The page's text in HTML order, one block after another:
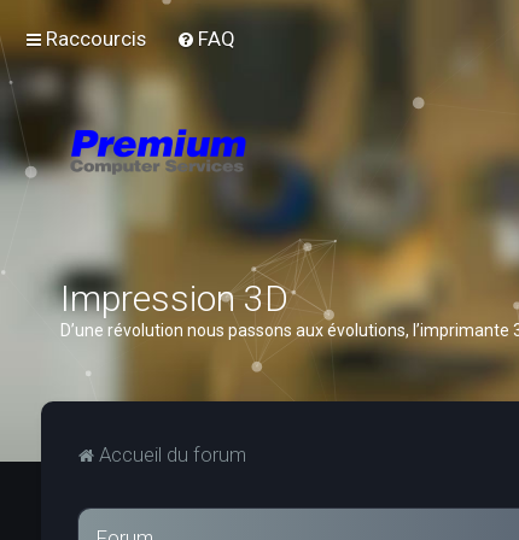
Raccourcis FAQ
Impression 3D
D’une révolution nous passons aux évolutions,
Accueil du forum